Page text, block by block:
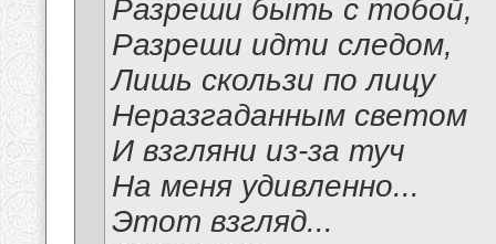
Разреши быть с тобой,
Разреши идти следом,
Лишь скользи по лицу
Неразгаданным светом
И взгляни из-за туч
На меня удивленно...
Этот взгляд...